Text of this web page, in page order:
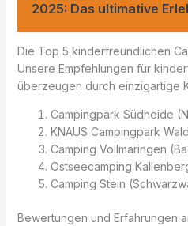
2025: Das ultimative
Die Top 5 kinderfreundlichen
Unsere Empfehlungen für
überzeugen durch einzigartige
Campingpark Südheide
KNAUS Campingpark
Camping Vollmaringen
Ostseecamping
Camping Stein
Bewertungen und Erfahrungen